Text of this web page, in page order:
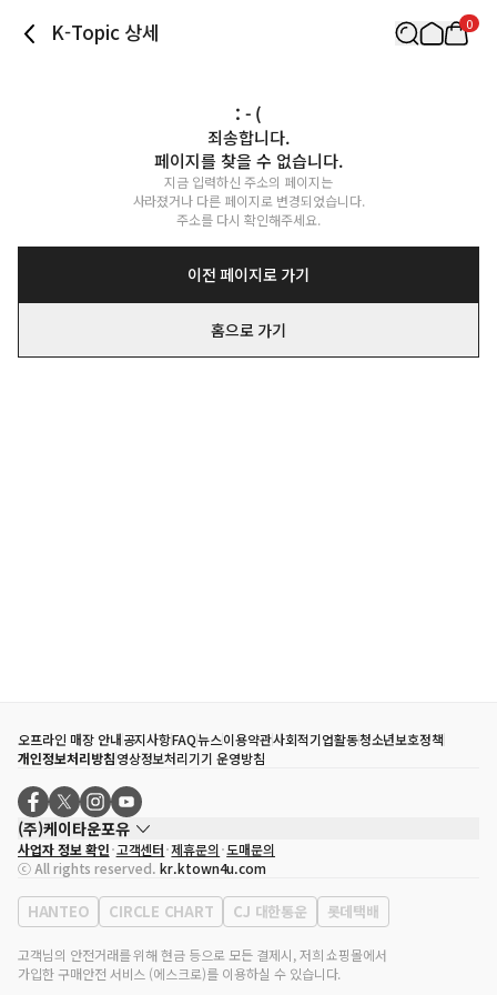
K-Topic 상세 0
: - (
죄송합니다.
페이지를 찾을 수 없습니다.
지금 입력하신 주소의 페이지는
사라졌거나 다른 페이지로 변경되었습니다.
주소를 다시 확인해주세요.
이전 페이지로 가기
홈으로 가기
오프라인 매장 안내공지사항FAQ뉴스이용약관사회적기업활동청소년보호정책
개인정보처리방침영상정보처리기기 운영방침
(주)케이타운포유
대표자
송효민
사업자등록번호
120-87-71116
통신판매업 신고번호 제2011-서울강남-02223
대표전화
02-552-9855
사업자 정보 확인 고객센터 제휴문의 도매문의
ⓒ All rights reserved. kr.ktown4u.com
HANTEO CIRCLE CHART CJ 대한통운 롯데택배
고객님의 안전거래를 위해 현금 등으로 모든 결제시, 저희 쇼핑몰에서
가입한 구매안전 서비스 (에스크로)를 이용하실 수 있습니다.